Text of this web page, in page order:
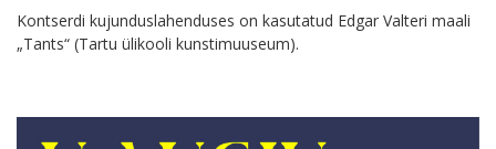
Kontserdi kujunduslahenduses on kasutatud Edgar Valteri maali
„Tants“ (Tartu ülikooli kunstimuuseum).